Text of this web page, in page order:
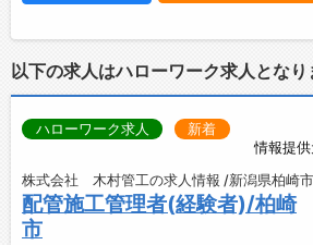
・県外からの移住希望者
る！
→ 仕事もプライベートも
【研修制度】
・作業研修、安全教育あり
・ベテラン作業員が親切
以下の求人はハローワーク求人となり
情報提
ハローワーク求人 新着
株式会社 木村管工の求人情報 /新潟県柏崎市
配管施工管理者(経験者)/柏崎
市